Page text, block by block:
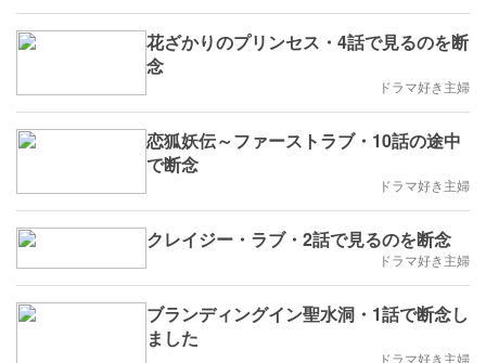
花ざかりのプリンセス・4話で見るのを断
念
ドラマ好き主婦
恋狐妖伝～ファーストラブ・10話の途中
で断念
ドラマ好き主婦
クレイジー・ラブ・2話で見るのを断念
ドラマ好き主婦
ブランディングイン聖水洞・1話で断念し
ました
ドラマ好き主婦